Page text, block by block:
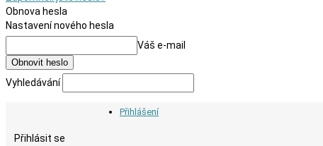
Obnova hesla
Nastavení nového hesla
Váš e-mail
Vyhledávání
Přihlášení
Přihlásit se